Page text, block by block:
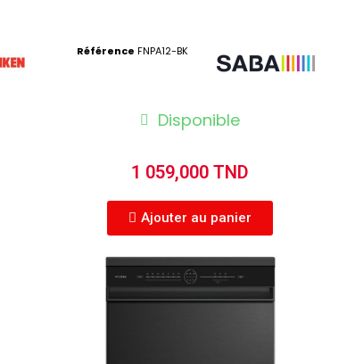
Référence FNPA12-BK
Disponible
1 059,000 TND
Ajouter au panier